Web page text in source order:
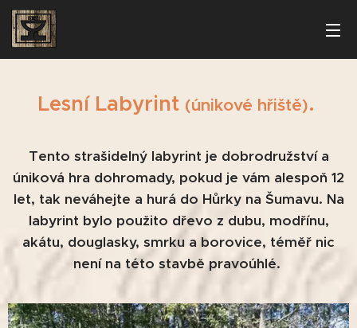
Lesní Labyrint (únikové hřiště).
Tento strašidelný labyrint je dobrodružství a
úniková hra dohromady, pokud je vám alespoň 12
let, tak neváhejte a hurá do Hůrky na Šumavu. Na
labyrint bylo použito dřevo z dubu, modřínu,
akátu, douglasky, smrku a borovice, téměř nic
není na této stavbě pravoúhlé.